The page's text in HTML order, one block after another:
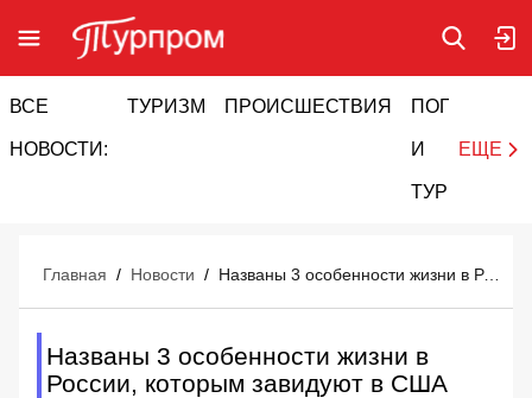
ВСЕ
НОВОСТИ:
ТУРИЗМ ПРОИСШЕСТВИЯ ПОГОДА
И
ТУРИЗМ
ЕЩЕ
Главная / Новости / Названы 3 особенности жизни в России, которым завидуют в США
Названы 3 особенности жизни в
России, которым завидуют в США